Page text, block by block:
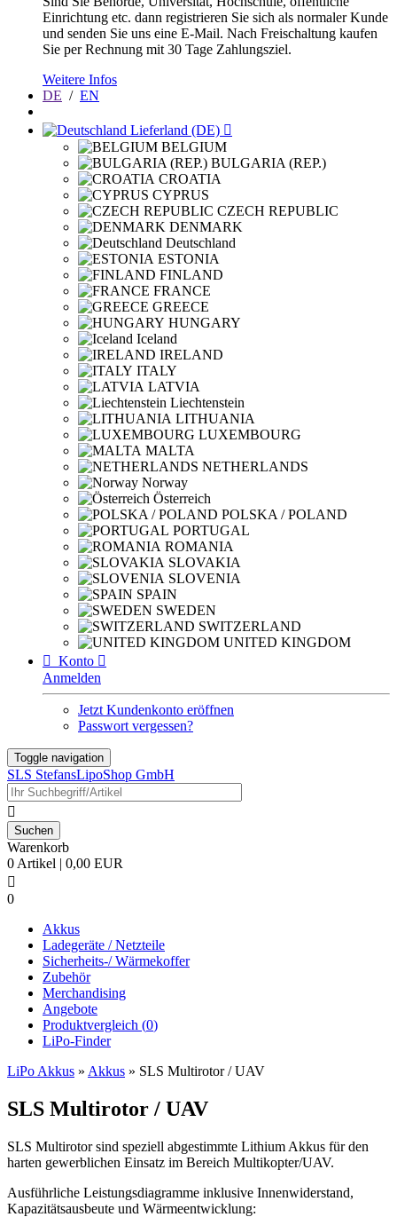
Einrichtung etc. dann registrieren Sie sich als normaler Kunde
und senden Sie uns eine E-Mail. Nach Freischaltung kaufen
Sie per Rechnung mit 30 Tage Zahlungsziel.
Weitere Infos
DE / EN
Lieferland (DE) 
BELGIUM
BULGARIA (REP.)
CROATIA
CYPRUS
CZECH REPUBLIC
DENMARK
Deutschland
ESTONIA
FINLAND
FRANCE
GREECE
HUNGARY
Iceland
IRELAND
ITALY
LATVIA
Liechtenstein
LITHUANIA
LUXEMBOURG
MALTA
NETHERLANDS
Norway
Österreich
POLSKA / POLAND
PORTUGAL
ROMANIA
SLOVAKIA
SLOVENIA
SPAIN
SWEDEN
SWITZERLAND
UNITED KINGDOM
 Konto 
Anmelden
Jetzt Kundenkonto eröffnen
Passwort vergessen?
Toggle navigation
SLS StefansLipoShop GmbH

Warenkorb
0 Artikel | 0,00 EUR

0
Akkus
Ladegeräte / Netzteile
Sicherheits-/ Wärmekoffer
Zubehör
Merchandising
Angebote
Produktvergleich (0)
LiPo-Finder
LiPo Akkus » Akkus » SLS Multirotor / UAV
SLS Multirotor / UAV
SLS Multirotor sind speziell abgestimmte Lithium Akkus für den
harten gewerblichen Einsatz im Bereich Multikopter/UAV.
Ausführliche Leistungsdiagramme inklusive Innenwiderstand,
Kapazitätsausbeute und Wärmeentwicklung: